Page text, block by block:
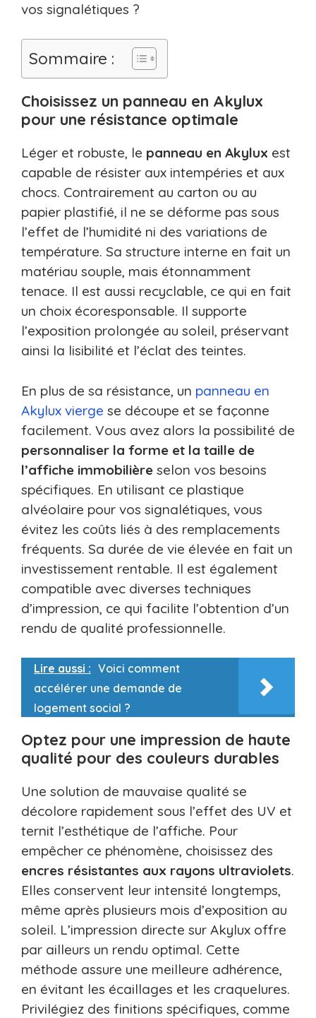
vos signalétiques ?
Sommaire :
Choisissez un panneau en Akylux
pour une résistance optimale
Léger et robuste, le panneau en Akylux est
capable de résister aux intempéries et aux
chocs. Contrairement au carton ou au
papier plastifié, il ne se déforme pas sous
l’effet de l’humidité ni des variations de
température. Sa structure interne en fait un
matériau souple, mais étonnamment
tenace. Il est aussi recyclable, ce qui en fait
un choix écoresponsable. Il supporte
l’exposition prolongée au soleil, préservant
ainsi la lisibilité et l’éclat des teintes.
En plus de sa résistance, un panneau en
Akylux vierge se découpe et se façonne
facilement. Vous avez alors la possibilité de
personnaliser la forme et la taille de
l’affiche immobilière selon vos besoins
spécifiques. En utilisant ce plastique
alvéolaire pour vos signalétiques, vous
évitez les coûts liés à des remplacements
fréquents. Sa durée de vie élevée en fait un
investissement rentable. Il est également
compatible avec diverses techniques
d’impression, ce qui facilite l’obtention d’un
rendu de qualité professionnelle.
Lire aussi : Voici comment
accélérer une demande de
logement social ?
Optez pour une impression de haute
qualité pour des couleurs durables
Une solution de mauvaise qualité se
décolore rapidement sous l’effet des UV et
ternit l’esthétique de l’affiche. Pour
empêcher ce phénomène, choisissez des
encres résistantes aux rayons ultraviolets.
Elles conservent leur intensité longtemps,
même après plusieurs mois d’exposition au
soleil. L’impression directe sur Akylux offre
par ailleurs un rendu optimal. Cette
méthode assure une meilleure adhérence,
en évitant les écaillages et les craquelures.
Privilégiez des finitions spécifiques, comme